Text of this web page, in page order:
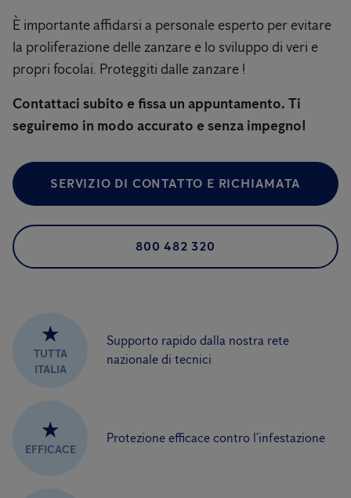
È importante affidarsi a personale esperto per evitare
la proliferazione delle zanzare e lo sviluppo di veri e
propri focolai. Proteggiti dalle zanzare !
Contattaci subito e fissa un appuntamento. Ti
seguiremo in modo accurato e senza impegno!
SERVIZIO DI CONTATTO E RICHIAMATA
800 482 320
★
TUTTA
ITALIA
Supporto rapido dalla nostra rete
nazionale di tecnici
★
EFFICACE
Protezione efficace contro l’infestazione